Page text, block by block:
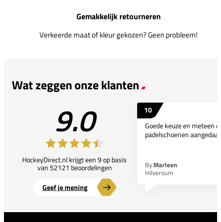
Gemakkelijk retourneren
Verkeerde maat of kleur gekozen? Geen probleem!
Wat zeggen onze klanten
9.0
HockeyDirect.nl krijgt een 9 op basis
van 52121 beoordelingen
Geef je mening
10
Goede keuze en meteen
padelschoenen
By Marleen
Hilversum